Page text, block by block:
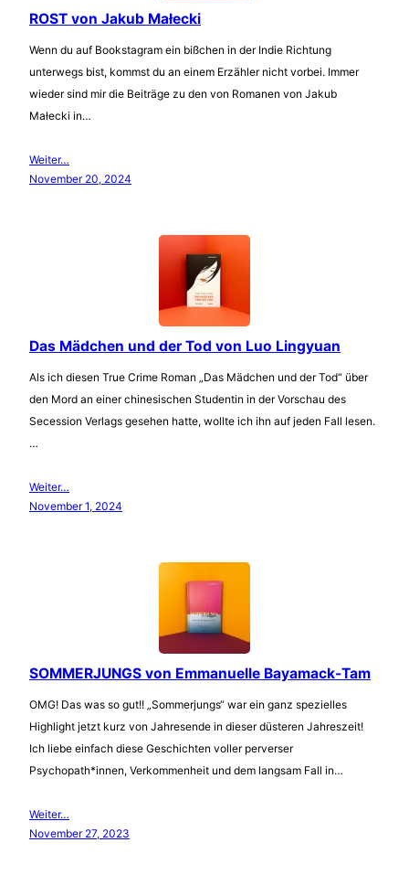
ROST von Jakub Małecki
Wenn du auf Bookstagram ein bißchen in der Indie Richtung
unterwegs bist, kommst du an einem Erzähler nicht vorbei. Immer
wieder sind mir die Beiträge zu den von Romanen von Jakub
Małecki in…
Weiter…
November 20, 2024
Das Mädchen und der Tod von Luo Lingyuan
Als ich diesen True Crime Roman „Das Mädchen und der Tod“ über
den Mord an einer chinesischen Studentin in der Vorschau des
Secession Verlags gesehen hatte, wollte ich ihn auf jeden Fall lesen.
…
Weiter…
November 1, 2024
SOMMERJUNGS von Emmanuelle Bayamack-Tam
OMG! Das was so gut!! „Sommerjungs“ war ein ganz spezielles
Highlight jetzt kurz von Jahresende in dieser düsteren Jahreszeit!
Ich liebe einfach diese Geschichten voller perverser
Psychopath*innen, Verkommenheit und dem langsam Fall in…
Weiter…
November 27, 2023